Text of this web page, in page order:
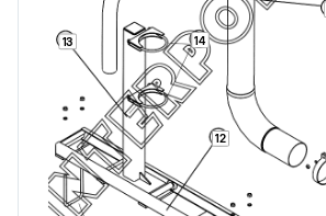
12
13 14